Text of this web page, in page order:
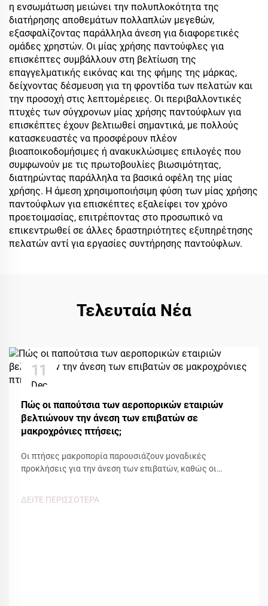
η ενσωμάτωση μειώνει την πολυπλοκότητα της
διατήρησης αποθεμάτων πολλαπλών μεγεθών,
εξασφαλίζοντας παράλληλα άνεση για διαφορετικές
ομάδες χρηστών. Οι μίας χρήσης παντούφλες για
επισκέπτες συμβάλλουν στη βελτίωση της
επαγγελματικής εικόνας και της φήμης της μάρκας,
δείχνοντας δέσμευση για τη φροντίδα των πελατών και
την προσοχή στις λεπτομέρειες. Οι περιβαλλοντικές
πτυχές των σύγχρονων μίας χρήσης παντούφλων για
επισκέπτες έχουν βελτιωθεί σημαντικά, με πολλούς
κατασκευαστές να προσφέρουν πλέον
βιοαποικοδομήσιμες ή ανακυκλώσιμες επιλογές που
συμφωνούν με τις πρωτοβουλίες βιωσιμότητας,
διατηρώντας παράλληλα τα βασικά οφέλη της μίας
χρήσης. Η άμεση χρησιμοποιήσιμη φύση των μίας χρήσης
παντούφλων για επισκέπτες εξαλείφει τον χρόνο
προετοιμασίας, επιτρέποντας στο προσωπικό να
επικεντρωθεί σε άλλες δραστηριότητες εξυπηρέτησης
πελατών αντί για εργασίες συντήρησης παντούφλων.
Τελευταία Νέα
11
Dec
Πώς οι παπούτσια των αεροπορικών εταιριών
βελτιώνουν την άνεση των επιβατών σε
μακροχρόνιες πτήσεις;
Οι πτήσες μακροπορία παρουσιάζουν μοναδικές
προκλήσεις για την άνεση των επιβατών, καθώς οι
ΔΕΙΤΕ ΠΕΡΙΣΣΟΤΕΡΑ